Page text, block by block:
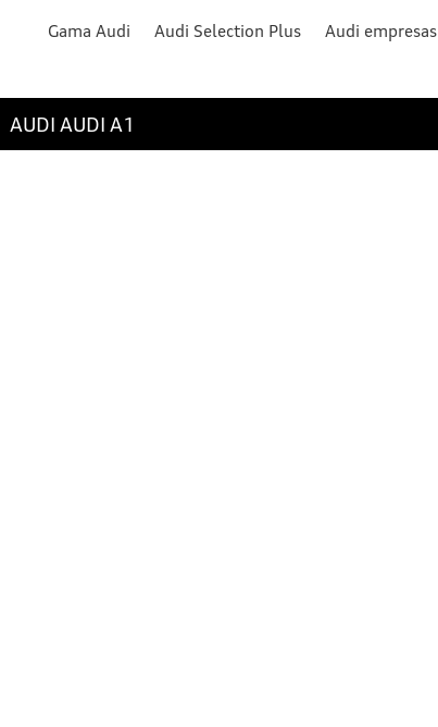
Gama Audi Audi Selection Plus Audi empresas
AUDI AUDI A1